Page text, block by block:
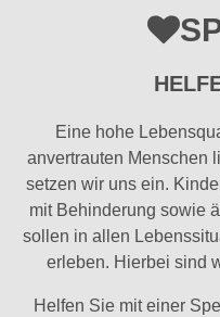
Eine hohe
anvertrauten Menschen
setzen wir uns ein.
mit Behinderung sowie
sollen in allen
erleben. Hierbei sind
Helfen Sie mit einer